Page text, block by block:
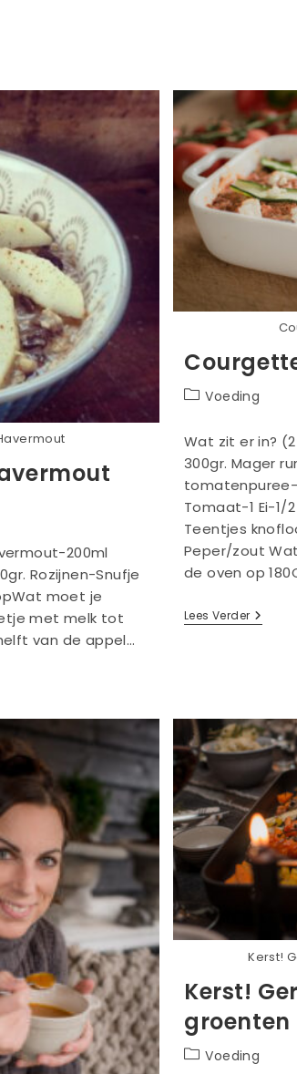
200ml
Rozijnen-Snufje
moet je
met melk tot
van de appel…
Berichtcategorie:
Voeding
Wat zit er in?
300gr. Mager
tomatenpuree-
Tomaat-1 Ei-1/
Teentjes
Peper/zout
de oven op
Lees Verder
Lasagne
Kerst!
Kerst!
groenten
Berichtcategorie:
Voeding